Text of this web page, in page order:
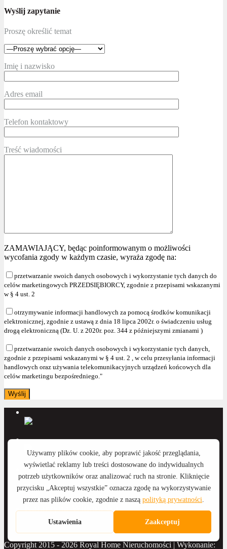
Wyślij zapytanie
Proszę określić temat
Imię i nazwisko
Adres email
Telefon kontaktowy
Treść wiadomości
ZAMAWIAJĄCY, będąc poinformowanym o możliwości
wycofania zgody w każdym czasie, wyraża zgodę na:
przetwarzanie swoich danych osobowych i wykorzystanie tych danych do
celów marketingowych PRZEDSIĘBIORCY, zgodnie z przepisami wskazanymi
w § 4 ust. 2
otrzymywanie informacji handlowych za pomocą środków komunikacji
elektronicznej, zgodnie z ustawą z dnia 18 lipca 2002r. o świadczeniu usług
drogą elektroniczną (Dz. U. z 2020r. poz. 344 z późniejszymi zmianami )
przetwarzanie swoich danych osobowych i wykorzystanie tych danych,
zgodnie z przepisami wskazanymi w § 4 ust. 2 , w celu przesyłania informacji
handlowych oraz używania telekomunikacyjnych urządzeń końcowych dla
celów marketingu bezpośredniego."
Anna Wyka
Katarzyna Witkowska
Copyright 2015 - 2026 Royal Home Nieruchomości | Wykonanie: